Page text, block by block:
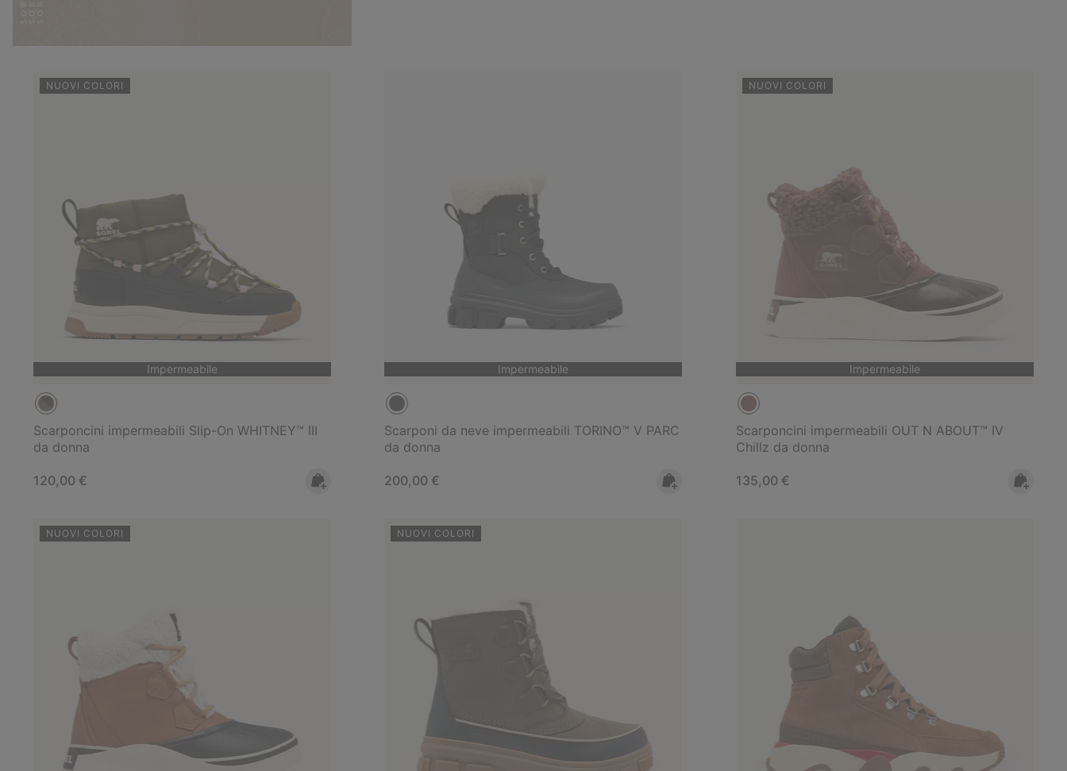
NUOVI COLORI
Impermeabile
Scarponcini impermeabili Slip-On WHITNEY™ III
da donna
Regular price:
120,00 €
Impermeabile
Scarponi da neve impermeabili TORINO™ V PARC
da donna
Regular price:
200,00 €
NUOVI COLORI
Impermeabile
Scarponcini impermeabili OUT N ABOUT™ IV
Chillz da donna
Regular price:
135,00 €
NUOVI COLORI NUOVI COLORI